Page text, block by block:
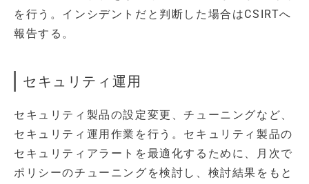
を行う。インシデントだと判断した場合はCSIRTへ
報告する。
セキュリティ運用
セキュリティ製品の設定変更、チューニングなど、
セキュリティ運用作業を行う。セキュリティ製品の
セキュリティアラートを最適化するために、月次で
ポリシーのチューニングを検討し、検討結果をもと